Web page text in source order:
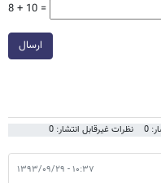
8 + 10 =
ارسال
0 نظرات غیرقابل انتشار: 0
۱۰:۳۷ - ۱۳۹۳/۰۹/۲۹